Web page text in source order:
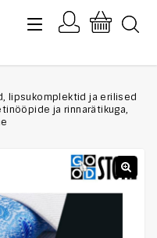
lipsukomplektid ja erilised
ja rinnarätikuga,